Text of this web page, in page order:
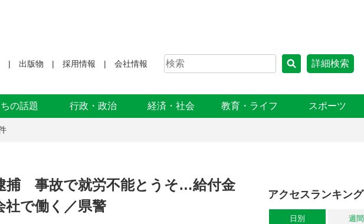
出版物 採用情報 会社情報 詳細検索
の話題 行政・政治 経済・社会 教育・ライフ スポーツ
捕 事故で就労不能とうそ…給付金
で働く／県警
アクセスランキング
日別 週間